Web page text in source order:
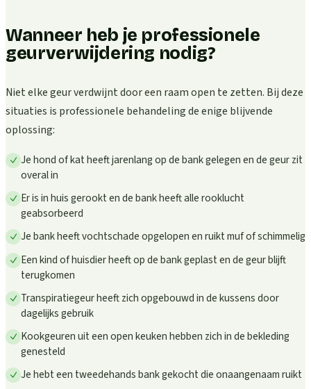
Wanneer heb je professionele
geurverwijdering nodig?
Niet elke geur verdwijnt door een raam open te zetten. Bij deze
situaties is professionele behandeling de enige blijvende
oplossing:
Je hond of kat heeft jarenlang op de bank gelegen en de geur zit
overal in
Er is in huis gerookt en de bank heeft alle rooklucht
geabsorbeerd
Je bank heeft vochtschade opgelopen en ruikt muf of schimmelig
Een kind of huisdier heeft op de bank geplast en de geur blijft
terugkomen
Transpiratiegeur heeft zich opgebouwd in de kussens door
dagelijks gebruik
Kookgeuren uit een open keuken hebben zich in de bekleding
genesteld
Je hebt een tweedehands bank gekocht die onaangenaam ruikt